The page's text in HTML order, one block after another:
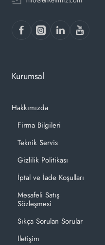
Kurumsal
Hakkımızda
Firma Bilgileri
Teknik Servis
Gizlilik Politikası
İptal ve İade Koşulları
Mesafeli Satış
Sözleşmesi
Sıkça Sorulan Sorular
İletişim